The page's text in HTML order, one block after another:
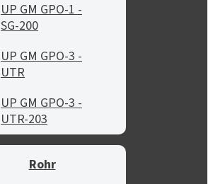
UP GM GPO-1 -
SG-200
UP GM GPO-3 -
UTR
UP GM GPO-3 -
UTR-203
Rohr